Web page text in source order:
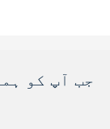
جب آپ کو